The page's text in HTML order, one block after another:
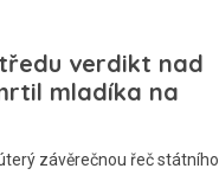
verdikt nad
mladíka na
závěrečnou řeč státního